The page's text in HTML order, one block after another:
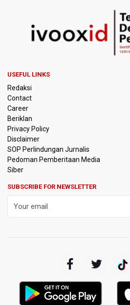
SEA V Cup 2026: Timnas Voli
Lawan Vietnam 3-2
Kebakaran Landa Gedung
PSSI Evaluasi TImnas Indonesia
Ditahan Imbang Singapura 1-1
Pemerintah Matangkan Rencana
Nasional
Pendakian Gunung Gede
Indonesia
Tunggu 8 Jam karena HCU RSCM
USEFUL LINKS
Redaksi
Contact
Career
Beriklan
Privacy Policy
Disclaimer
SOP Perlindungan Jurnalis
Pedoman Pemberitaan Media
Siber
SUBSCRIBE FOR NEWSLETTER